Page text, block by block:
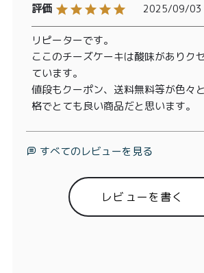
2025/09/03
リピーターです。
ここのチーズケーキは酸味がありク
ています。
値段もクーポン、送料無料等が色々
格でとても良い商品だと思います。
すべてのレビューを見る
レビューを書く